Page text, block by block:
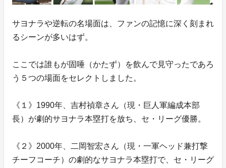
サヨナラや逆転の名場面は、ファンの記憶に深く刻まれ
るシーンが多いはず。
ここでは誰もが固唾（かたず）を飲んで見守ったであろ
う５つの場面をセレクトしました。
《１》1990年、吉村禎章さん（現・巨人軍編成本部
長）が劇的サヨナラ本塁打を放ち、セ・リーグ優勝。
《２》2000年、二岡智宏さん（現・一軍ヘッド兼打撃
チーフコーチ）の劇的なサヨナラ本塁打で、セ・リーグ